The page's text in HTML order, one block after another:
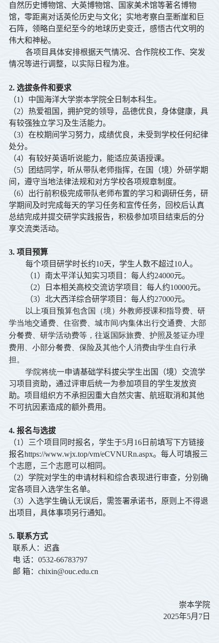
自然历史博物馆、大英博物馆、国家美术馆等著名博物
馆，零距离对话英伦历史与文化；实地考察白垩断崖和巨
石阵，领略白垩纪至今的地球历史变迁，感悟古代文明的
伟大和神秘。
各项目具体安排根据天气情况、合作院校工作、突发
情况等进行调整，以实际日程为准。
2. 选拔条件和要求
（1）中国海洋大学崇本学院全日制本科生。
（2）热爱祖国，拥护党的领导，品德优良，身体健康，具
有较强独立学习及生活能力。
（3）在校期间学习努力，成绩优良，未受到学校任何纪律
处分。
（4）有较好英语听说能力，能适应英语授课。
（5）团结同学，听从带队老师指挥，在国（境）外研学期
间，遵守当地法律法规和对方学校各项规章制度。
（6）出行前积极完成带队老师布置的学习和调研任务，研
学期间及时完成每天的学习任务和宣传任务，回校后认真
总结完成并提交研学实践报告，积极参加项目结束后的分
享交流类活动。
3. 项目预算
每个项目研学时长约10天，学生人数不超过10人。
（1）南太平洋认知实习项目：每人约24000元。
（2）
日本相关高校交流访学项目 ：每人约10000元。
（3）北大西洋综合研学项目：每人约27000元。
以上项目预算包含国（境）外教师授课和指导费、研
学当地交通费、住宿费、城市间/内集体出行交通费、大部
分餐费、研学活动费等，往返国际旅费、护照及签证办理
费用、小部分餐费、保险及其他个人消费由学生自行承
担。
学院将统一申请基础学科拔尖学生出国（境）交流学
习项目资助，通过评审后统一为参加项目的学生发放资
助。项目组织方不承担因重大自然灾害、航班取消和其他
不可抗因素造成的额外费用。
4. 报名与选拔
（1）三个项目同时报名，学生于5月 16 日前填写下方链接
报名https://www.wjx.top/vm/eCVNURn.aspx。每人可填报三
个志愿，三个志愿可以相同。
（2）学院对学生的申请材料和综合表现进行审查，分别确
定各项目入选学生名单。
（3）入选学生确认无误后，需签署承诺书，原则上不得退
出项目，具体事项另行通知。
5. 联系方式
联系人：迟鑫
电 话： 0532-66783797
邮 箱： chixin@ouc.edu.cn
崇本学院
2025年5月 7 日